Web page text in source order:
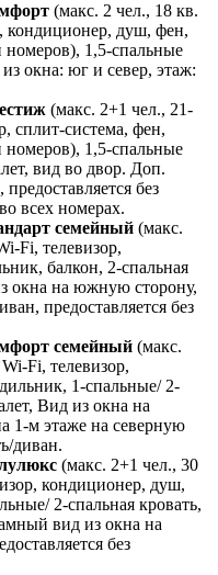
(макс. 2 чел., 18 кв.
кондиционер, душ, фен,
номеров), 1,5-спальные
окна: юг и север, этаж:
(макс. 2+1 чел., 21-
сплит-система, фен,
номеров), 1,5-спальные
вид во двор. Доп.
без
всех номерах.
семейный (макс.
Fi, телевизор,
балкон, 2-спальная
окна на южную сторону,
предоставляется без
семейный (макс.
Fi, телевизор,
1-спальные/ 2-
Вид из окна на
1-м этаже на северную
диван.
(макс. 2+1 чел., 30
кондиционер, душ,
2-спальная кровать,
вид из окна на
без